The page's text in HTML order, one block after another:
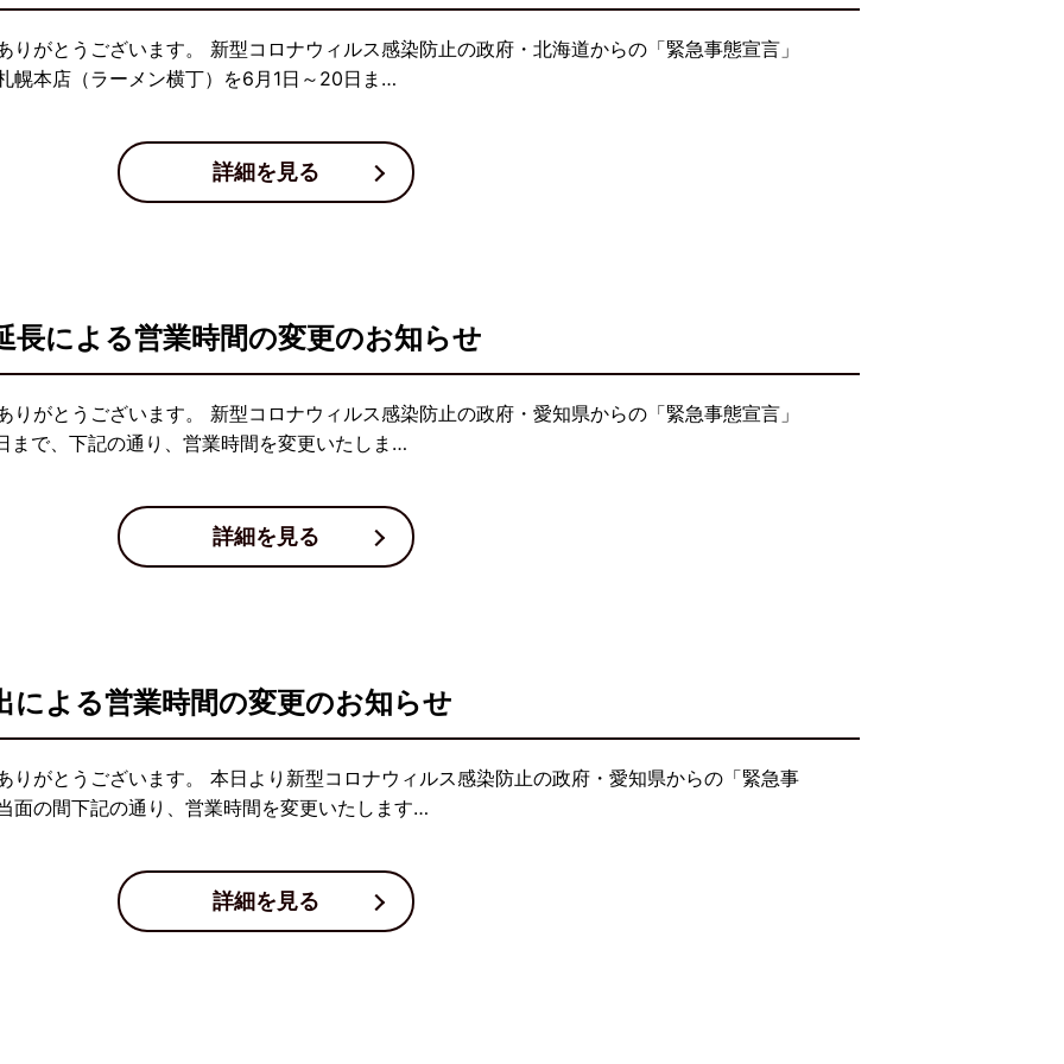
がとうございます。 新型コロナウィルス感染防止の政府・北海道からの「緊急事態宣言」
幌本店（ラーメン横丁）を6月1日～20日ま…
詳細を見る
長による営業時間の変更のお知らせ
がとうございます。 新型コロナウィルス感染防止の政府・愛知県からの「緊急事態宣言」
で、下記の通り、営業時間を変更いたしま…
詳細を見る
による営業時間の変更のお知らせ
りがとうございます。 本日より新型コロナウィルス感染防止の政府・愛知県からの「緊急事
面の間下記の通り、営業時間を変更いたします…
詳細を見る